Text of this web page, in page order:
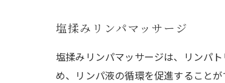
塩揉みリンパマッサージ
塩揉みリンパマッサージは、リンパ
め、リンパ液の循環を促進すること